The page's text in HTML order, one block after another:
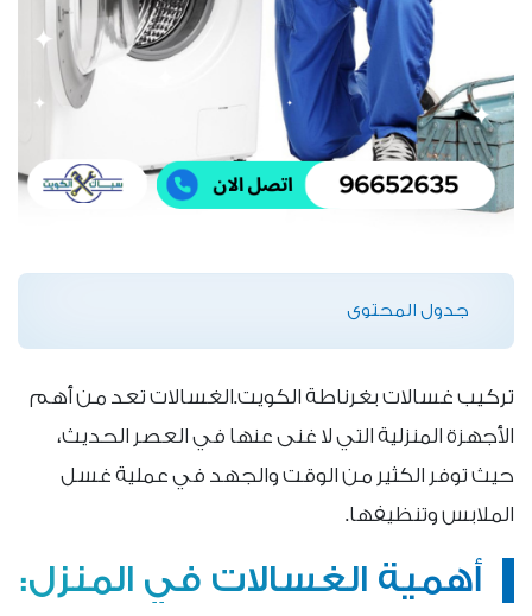
جدول المحتوى
تركيب غسالات بغرناطة الكويت.الغسالات تعد من أهم
الأجهزة المنزلية التي لا غنى عنها في العصر الحديث،
حيث توفر الكثير من الوقت والجهد في عملية غسل
الملابس وتنظيفها.
أهمية الغسالات في المنزل: